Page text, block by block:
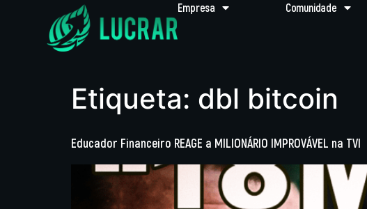
Empresa Comunidade
Etiqueta: dbl bitcoin
Educador Financeiro REAGE a MILIONÁRIO IMPROVÁVEL na TVI